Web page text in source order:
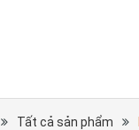
Tất cả sản phẩm